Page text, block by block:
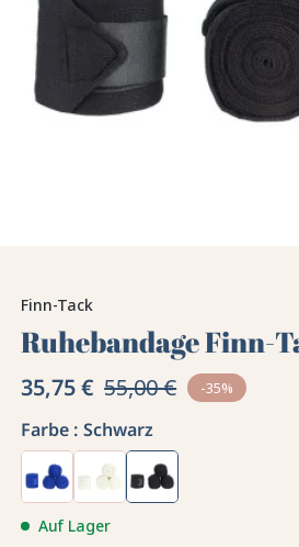
Finn-Tack
Ruhebandage Finn-
35,75 € 55,00 € -35%
Farbe : Schwarz
Auf Lager